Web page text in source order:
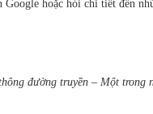
hoặc hỏi chi tiết đến
đường truyền – Một trong